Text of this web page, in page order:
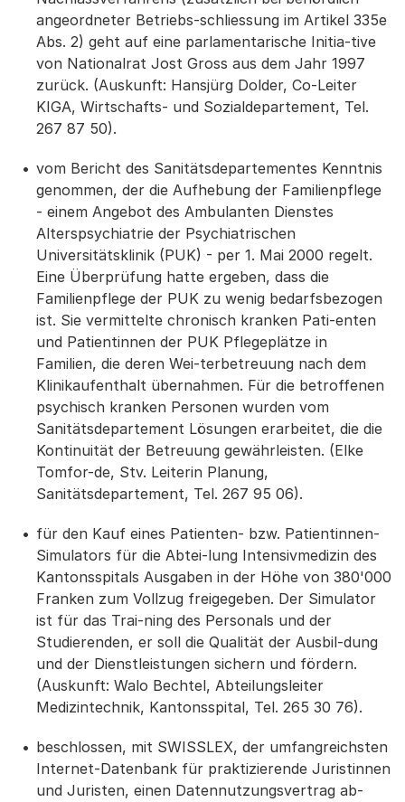
angeordneter Betriebs-schliessung im Artikel 335e
Abs. 2) geht auf eine parlamentarische Initia-tive
von Nationalrat Jost Gross aus dem Jahr 1997
zurück. (Auskunft: Hansjürg Dolder, Co-Leiter
KIGA, Wirtschafts- und Sozialdepartement, Tel.
267 87 50).
vom Bericht des Sanitätsdepartementes Kenntnis
genommen, der die Aufhebung der Familienpflege
- einem Angebot des Ambulanten Dienstes
Alterspsychiatrie der Psychiatrischen
Universitätsklinik (PUK) - per 1. Mai 2000 regelt.
Eine Überprüfung hatte ergeben, dass die
Familienpflege der PUK zu wenig bedarfsbezogen
ist. Sie vermittelte chronisch kranken Pati-enten
und Patientinnen der PUK Pflegeplätze in
Familien, die deren Wei-terbetreuung nach dem
Klinikaufenthalt übernahmen. Für die betroffenen
psychisch kranken Personen wurden vom
Sanitätsdepartement Lösungen erarbeitet, die die
Kontinuität der Betreuung gewährleisten. (Elke
Tomfor-de, Stv. Leiterin Planung,
Sanitätsdepartement, Tel. 267 95 06).
für den Kauf eines Patienten- bzw. Patientinnen-
Simulators für die Abtei-lung Intensivmedizin des
Kantonsspitals Ausgaben in der Höhe von 380'000
Franken zum Vollzug freigegeben. Der Simulator
ist für das Trai-ning des Personals und der
Studierenden, er soll die Qualität der Ausbil-dung
und der Dienstleistungen sichern und fördern.
(Auskunft: Walo Bechtel, Abteilungsleiter
Medizintechnik, Kantonsspital, Tel. 265 30 76).
beschlossen, mit SWISSLEX, der umfangreichsten
Internet-Datenbank für praktizierende Juristinnen
und Juristen, einen Datennutzungsvertrag ab-